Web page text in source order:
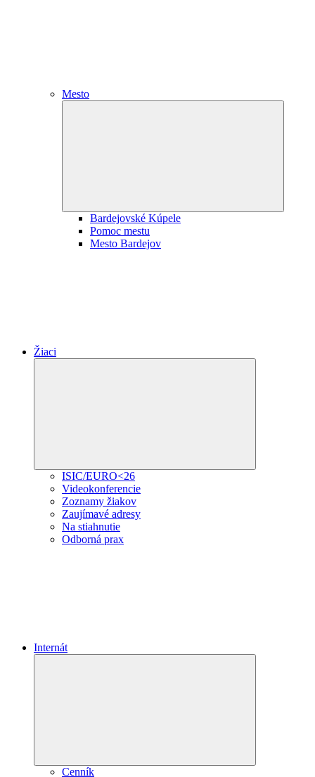
Mesto
Bardejovské Kúpele
Pomoc mestu
Mesto Bardejov
Žiaci
ISIC/EURO<26
Videokonferencie
Zoznamy žiakov
Zaujímavé adresy
Na stiahnutie
Odborná prax
Internát
Cenník